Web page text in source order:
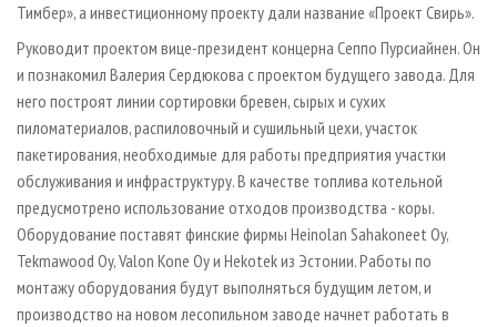
Тимбер», а инвестиционному проекту дали название «Проект Свирь».
Руководит проектом вице-президент концерна Сеппо Пурсиайнен. Он
и познакомил Валерия Сердюкова с проектом будущего завода. Для
него построят линии сортировки бревен, сырых и сухих
пиломатериалов, распиловочный и сушильный цехи, участок
пакетирования, необходимые для работы предприятия участки
обслуживания и инфраструктуру. В качестве топлива котельной
предусмотрено использование отходов производства - коры.
Оборудование поставят финские фирмы Heinolan Sahakoneet Oy,
Tekmawood Oy, Valon Kone Oy и Hekotek из Эстонии. Работы по
монтажу оборудования будут выполняться будущим летом, и
производство на новом лесопильном заводе начнет работать в